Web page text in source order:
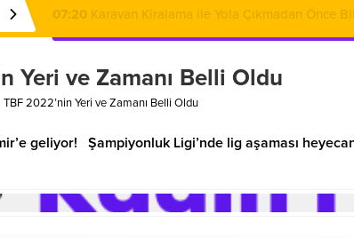
08:51Mülkiyet, Miras ve Aile Hukukunda
Yeri ve Zamanı Belli Oldu
TBF 2022’nin Yeri ve Zamanı Belli Oldu
geliyor! Şampiyonluk Ligi’nde lig aşaması